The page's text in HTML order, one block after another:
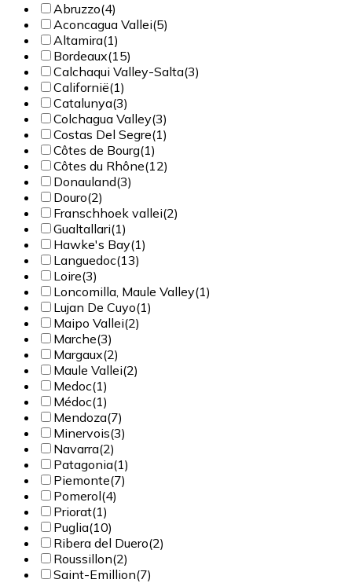
Abruzzo(4)
Aconcagua Vallei(5)
Altamira(1)
Bordeaux(15)
Calchaqui Valley-Salta(3)
Californië(1)
Catalunya(3)
Colchagua Valley(3)
Costas Del Segre(1)
Côtes de Bourg(1)
Côtes du Rhône(12)
Donauland(3)
Douro(2)
Franschhoek vallei(2)
Gualtallari(1)
Hawke's Bay(1)
Languedoc(13)
Loire(3)
Loncomilla, Maule Valley(1)
Lujan De Cuyo(1)
Maipo Vallei(2)
Marche(3)
Margaux(2)
Maule Vallei(2)
Medoc(1)
Médoc(1)
Mendoza(7)
Minervois(3)
Navarra(2)
Patagonia(1)
Piemonte(7)
Pomerol(4)
Priorat(1)
Puglia(10)
Ribera del Duero(2)
Roussillon(2)
Saint-Emillion(7)